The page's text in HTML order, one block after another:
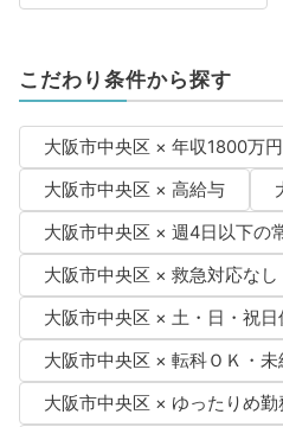
こだわり条件から探す
大阪市中央区 × 年収1800万
大阪市中央区 × 高給与
大阪市中央区 × 週4日以下の
大阪市中央区 × 救急対応なし
大阪市中央区 × 土・日・祝日
大阪市中央区 × 転科ＯＫ・未
大阪市中央区 × ゆったりめ勤